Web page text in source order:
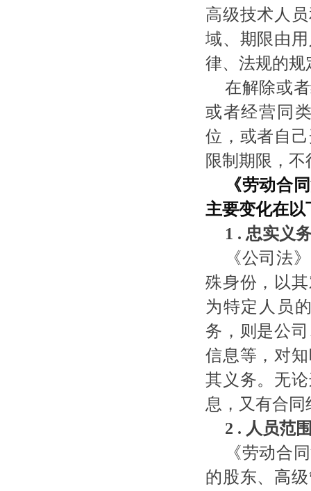
高级技术人
域、期限由
律、法规的规
在解除或
或者经营同
位，或者自
限制期限，
《劳动合
主要变化在以
1 . 忠实义
《公司法
殊身份，以
为特定人员
务，则是公
信息等，对
其义务。无
息，又有合
2 . 人员范
《劳动合
的股东、高